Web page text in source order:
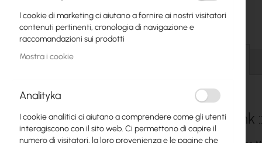
Cabinets
Cavi LAN
Convertitori di Media
Vai
immagini
Tp-Link
I cookie di marketing ci aiutano a fornire ai nostri visitatori
contenuti pertinenti, cronologia di navigazione e
raccomandazioni sui prodotti
Mostra i cookie
Analityka
I cookie analitici ci aiutano a comprendere come gli utenti
interagiscono con il sito web. Ci permettono di capire il
numero di visitatori, la loro provenienza e le pagine che